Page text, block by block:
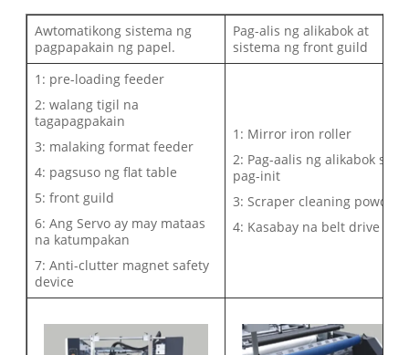
Awtomatikong sistema ng
pagpapakain ng papel.
Pag-alis ng alikabok at
sistema ng front guild
1: pre-loading feeder
2: walang tigil na
tagapagpakain
3: malaking format feeder
4: pagsuso ng flat table
5: front guild
6: Ang Servo ay may mataas
na katumpakan
7: Anti-clutter magnet safety
device
1: Mirror iron roller
2: Pag-aalis ng alikabok sa
pag-init
3: Scraper cleaning powder
4: Kasabay na belt drive